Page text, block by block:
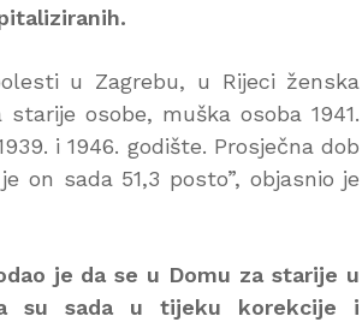
u Zagrebu, u Rijeci ženska
osobe, muška osoba 1941.
i 1946. godište. Prosječna dob
on sada 51,3 posto”, objasnio je
je da se u Domu za starije u
su sada u tijeku korekcije i